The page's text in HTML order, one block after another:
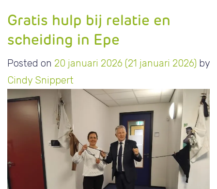
Gratis hulp bij relatie en
scheiding in Epe
Posted on 20 januari 2026 (21 januari 2026) by
Cindy Snippert